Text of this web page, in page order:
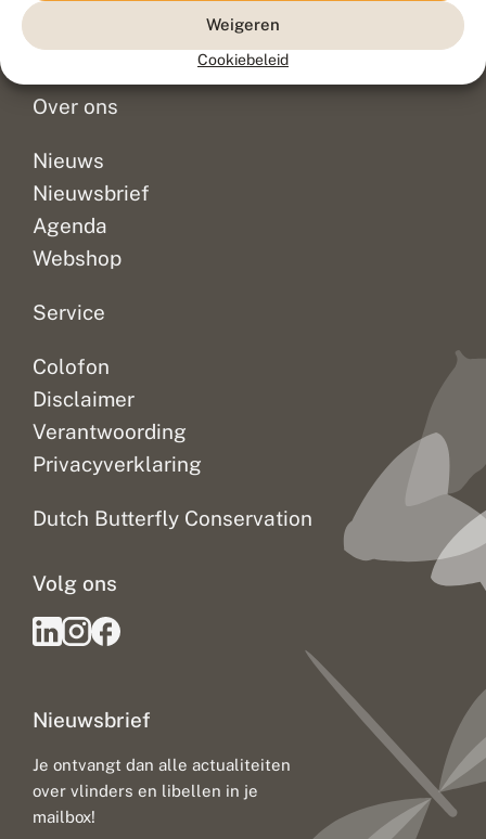
Weigeren
Cookiebeleid
Doneer
Over ons
Nieuws
Nieuwsbrief
Agenda
Webshop
Service
Colofon
Disclaimer
Verantwoording
Privacyverklaring
Dutch Butterfly Conservation
Nieuwsbrief
Je ontvangt dan alle actualiteiten
over vlinders en libellen in je
mailbox!
Volg ons